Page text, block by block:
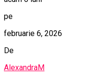
pe
februarie 6, 2026
De
AlexandraM